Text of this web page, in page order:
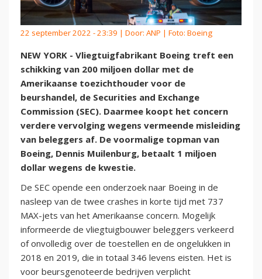
22 september 2022 - 23:39 | Door: ANP | Foto: Boeing
NEW YORK - Vliegtuigfabrikant Boeing treft een
schikking van 200 miljoen dollar met de
Amerikaanse toezichthouder voor de
beurshandel, de Securities and Exchange
Commission (SEC). Daarmee koopt het concern
verdere vervolging wegens vermeende misleiding
van beleggers af. De voormalige topman van
Boeing, Dennis Muilenburg, betaalt 1 miljoen
dollar wegens de kwestie.
De SEC opende een onderzoek naar Boeing in de
nasleep van de twee crashes in korte tijd met 737
MAX-jets van het Amerikaanse concern. Mogelijk
informeerde de vliegtuigbouwer beleggers verkeerd
of onvolledig over de toestellen en de ongelukken in
2018 en 2019, die in totaal 346 levens eisten. Het is
voor beursgenoteerde bedrijven verplicht